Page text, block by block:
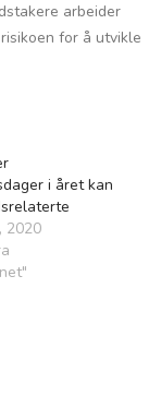
arbeider
for å utvikle
i året kan
2020